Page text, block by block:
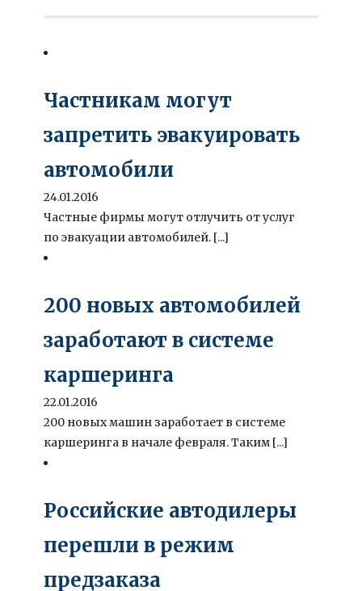
Частникам могут
запретить эвакуировать
автомобили
24.01.2016
Частные фирмы могут отлучить от услуг
по эвакуации автомобилей. [...]
200 новых автомобилей
заработают в системе
каршеринга
22.01.2016
200 новых машин заработает в системе
каршеринга в начале февраля. Таким [...]
Российские автодилеры
перешли в режим
предзаказа